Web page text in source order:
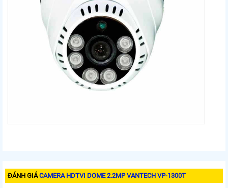
ĐÁNH GIÁCAMERA HDTVI DOME 2.2MP VANTECH VP-1300T